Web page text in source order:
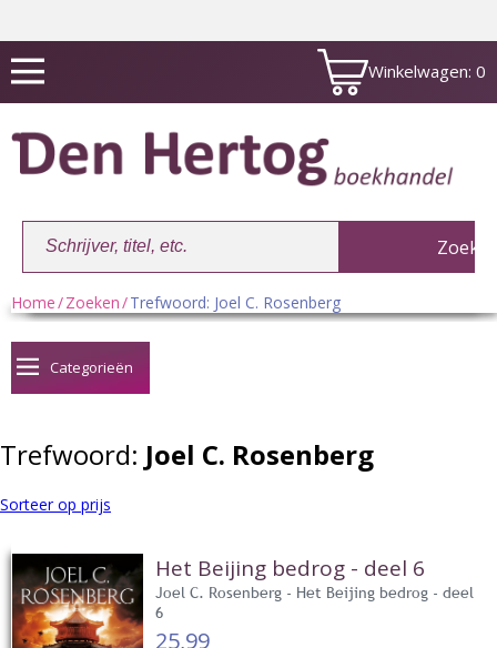
Winkelwagen: 0
Winkelwagen:0
Home/Zoeken/Trefwoord: Joel C. Rosenberg
Categorieën
Trefwoord: Joel C. Rosenberg
Sorteer op prijs
Het Beijing bedrog - deel 6
Joel C. Rosenberg - Het Beijing bedrog - deel
6
25,99